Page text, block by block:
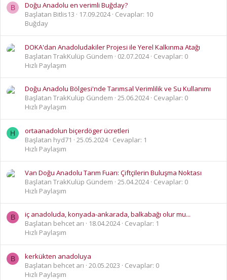
B
Doğu Anadolu en verimli Buğday?
Başlatan Bitlis13
17.09.2024 Cevaplar: 10
Buğday
DOKA'dan Anadoludakiler Projesi ile Yerel Kalkınma Atağı
Başlatan TrakKulüp Gündem
02.07.2024 Cevaplar: 0
Hızlı Paylaşım
Doğu Anadolu Bölgesi'nde Tarımsal Verimlilik ve Su Kullanımı
Başlatan TrakKulüp Gündem 25.06.2024 Cevaplar: 0
Hızlı Paylaşım
H
ortaanadolun biçerdöger ücretleri
Başlatan hyd71
25.05.2024 Cevaplar: 1
Hızlı Paylaşım
Van Doğu Anadolu Tarım Fuarı: Çiftçilerin Buluşma Noktası
Başlatan TrakKulüp Gündem 25.04.2024 Cevaplar: 0
Hızlı Paylaşım
B
iç anadoluda, konyada-ankarada, balkabağı olur mu...
Başlatan behcet arı
18.04.2024 Cevaplar: 1
Hızlı Paylaşım
B
kerkükten anadoluya
Başlatan behcet arı 20.05.2023
Cevaplar: 0
Hızlı Paylaşım